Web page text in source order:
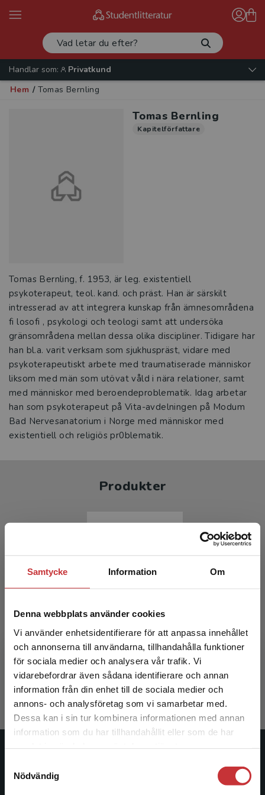
Samtycke Information Om
Denna webbplats använder cookies
Vi använder enhetsidentifierare för att anpassa innehållet
och annonserna till användarna, tillhandahålla funktioner
för sociala medier och analysera vår trafik. Vi
vidarebefordrar även sådana identifierare och annan
information från din enhet till de sociala medier och
annons- och analysföretag som vi samarbetar med.
Dessa kan i sin tur kombinera informationen med annan
information som du har tillhandahållit eller som de har
Nödvändig
Begränsad fraktregion
Det verkar som att du besöker
studentlitteratur.se via en enhet utanför Sverige.
Vi erbjuder inte leveranser utanför Sverige. För
att kunna slutföra ett köp måste
Handlar som:
Privatkund
Hem / Tomas Bernling
Tomas Bernling
Kapitelförfattare
Tomas Bernling, f. 1953, är leg. existentiell
psykoterapeut, teol. kand. och präst. Han är särskilt
intresserad av att integrera kunskap från ämnesområdena
fi losofi , psykologi och teologi samt att undersöka
gränsområdena mellan dessa olika discipliner. Tidigare har
han bl.a. varit verksam som sjukhuspräst, vidare med
psykoterapeutiskt arbete med traumatiserade människor
liksom med män som utövat våld i nära relationer, samt
med människor med beroendeproblematik. Idag arbetar
han som psykoterapeut på Vita-avdelningen på Modum
Bad Nervesanatorium i Norge med människor med
existentiell och religiös pr0blematik.
Produkter
Ompröva livet!
Stiwne, Dan (red.)
395 krinkl. moms
Exkl. moms: 373 kr
Studentlitteratur grundades 1963 och är idag Sveriges